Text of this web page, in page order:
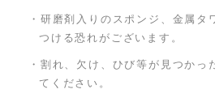
・研磨剤入りのスポンジ、金属
つける恐れがございます。
・割れ、欠け、ひび等が見つか
てください。